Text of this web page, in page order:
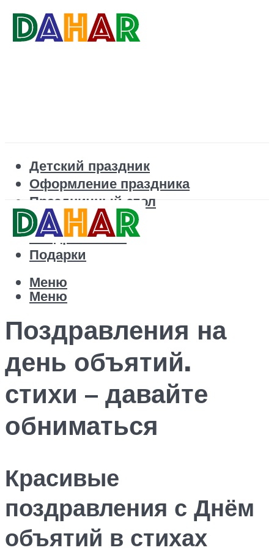
Детский праздник
Оформление праздника
Праздничный стол
Корпоратив
Поздравления
Подарки
Меню
Меню
Поздравления на
день объятий.
стихи – давайте
обниматься
Красивые
поздравления с Днём
объятий в стихах